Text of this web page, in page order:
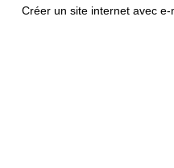
Créer un site internet avec e-